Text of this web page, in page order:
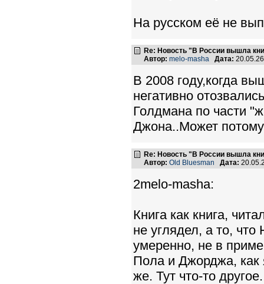
На русском её не
Re: Новость "В России вышла
Автор: melo-masha Дата:
В 2008 году,когда
негативно
Голдмана по части
Джона..Может
Re: Новость "В России вышла
Автор: Old Bluesman Дата:
2melo-masha:
Книга как книга,
не углядел, а то,
умеренно, не в
Пола и Джорджа, как
же. Тут что-то другое.